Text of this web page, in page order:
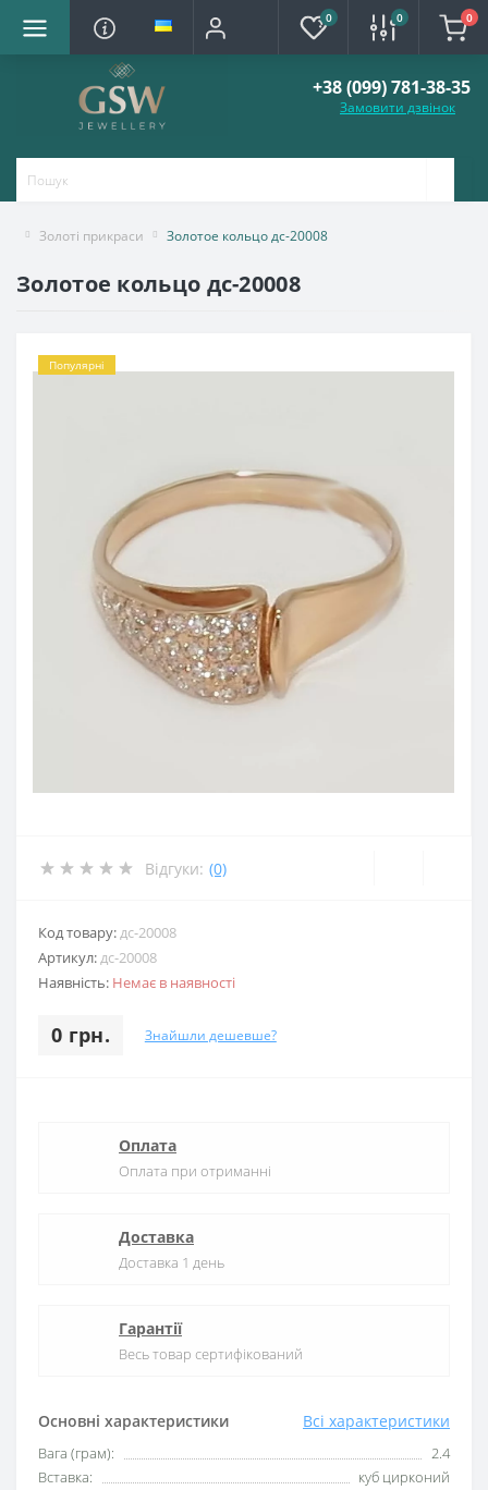
0 0 0
+38 (099) 781-38-35
Замовити дзвінок
Золоті прикраси Золотое кольцо дс-20008
Золотое кольцо дс-20008
Популярні
Відгуки: (0)
Код товару:дс-20008
Артикул:дс-20008
Наявність: Немає в наявності
0 грн. Знайшли дешевше?
Основні характеристики Всі характеристики
Вага (грам):
2.4
Вставка:
куб цирконий
Оплата
Оплата при отриманні
Доставка
Доставка 1 день
Гарантії
Весь товар сертифікований